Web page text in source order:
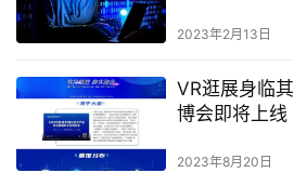
2023年2月13日
VR逛展身临
博会即将上线
2023年8月20日